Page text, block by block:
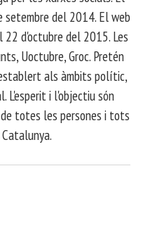
del 2014. El web
d'octubre del 2015. Les
Uoctubre, Groc. Pretén
als àmbits polític,
L'esperit i l'objectiu són
totes les persones i tots